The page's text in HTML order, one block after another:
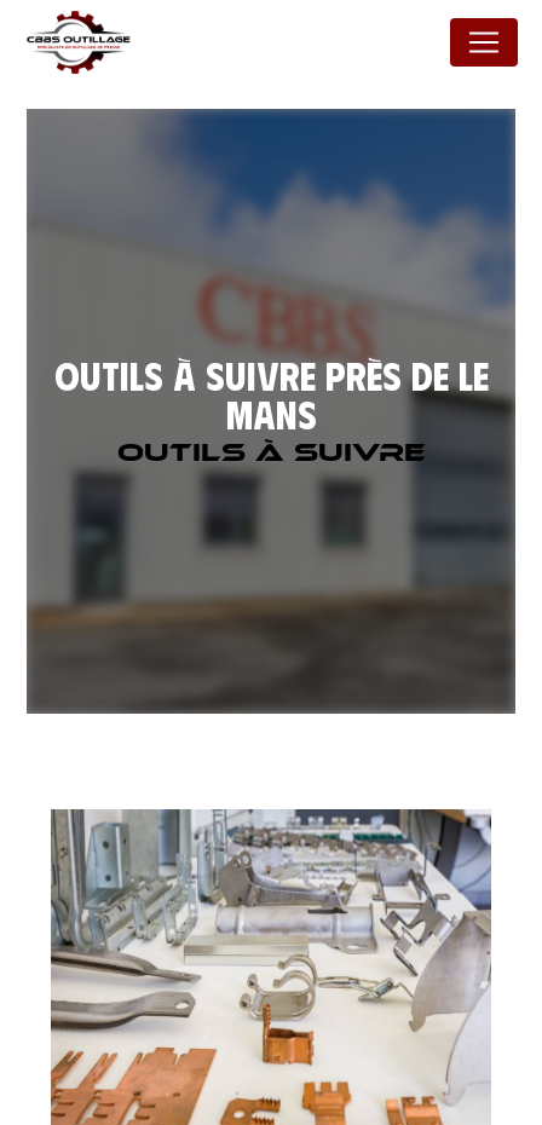
Outils à suivre près de Le
Mans
Outils à suivre
Panneau de gestion des cookies